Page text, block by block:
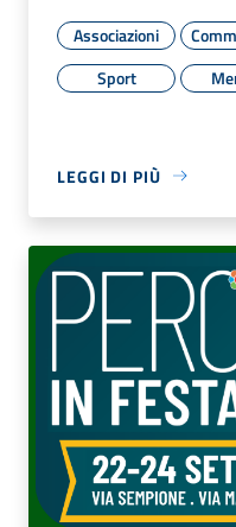
Associazioni
Sport
LEGGI DI PIÙ